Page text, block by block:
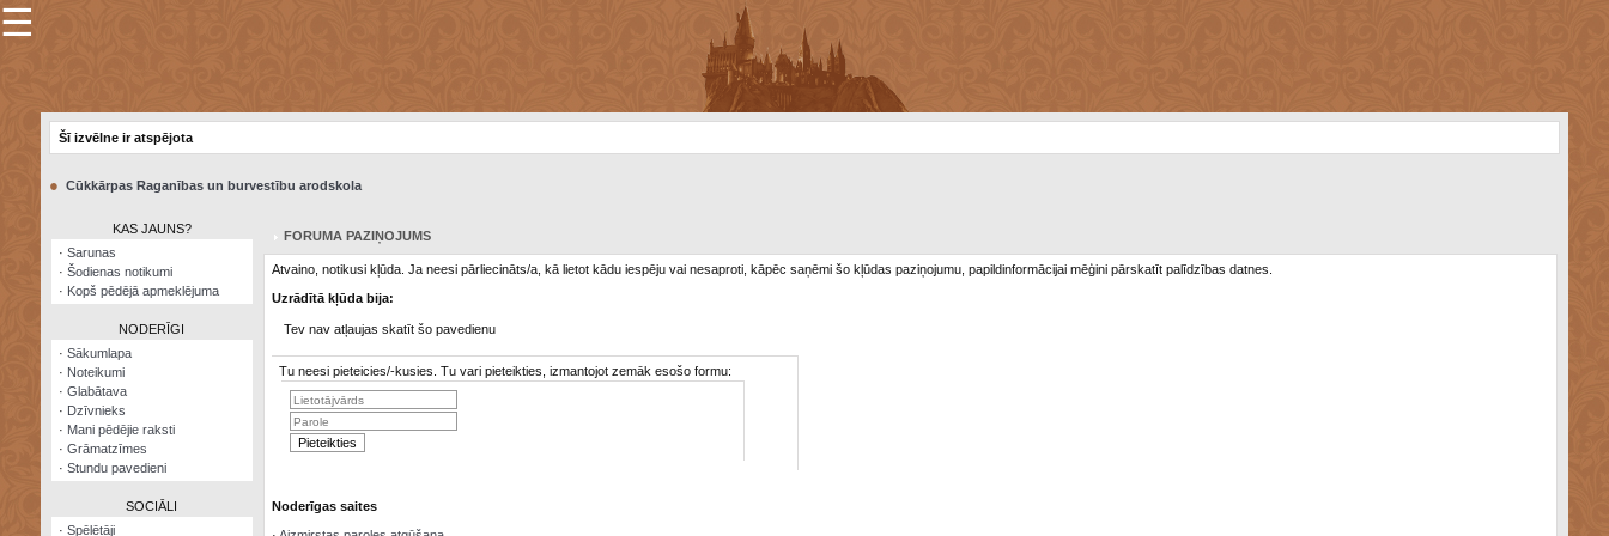
×
Šodienas
Visatcera
almanahs
☰
Šī izvēlne ir atspējota
● Cūkkārpas Raganības un burvestību arodskola
KAS JAUNS?
· Sarunas
· Šodienas notikumi
· Kopš pēdējā apmeklējuma
NODERĪGI
· Sākumlapa
· Noteikumi
· Glabātava
· Dzīvnieks
· Mani pēdējie raksti
· Grāmatzīmes
· Stundu pavedieni
SOCIĀLI
· Spēlētāji
FORUMA PAZIŅOJUMS
Atvaino, notikusi kļūda. Ja neesi pārliecināts/a, kā lietot kādu iespēju vai nesaproti, kāpēc saņēmi šo kļūdas paziņojumu, papildinformācijai mēģini pārskatīt palīdzības datnes.
Uzrādītā kļūda bija:
Tev nav atļaujas skatīt šo pavedienu
Tu neesi pieteicies/-kusies. Tu vari pieteikties, izmantojot zemāk esošo formu:
Noderīgas saites